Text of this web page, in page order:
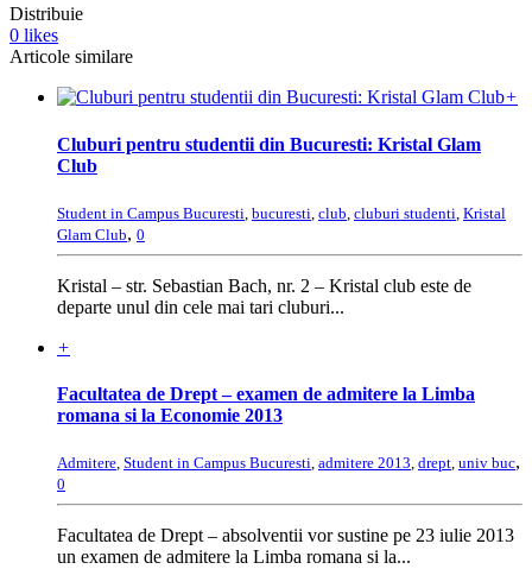
Distribuie
0 likes
Articole similare
+
Cluburi pentru studentii din Bucuresti: Kristal Glam
Club
Student in Campus Bucuresti bucuresti club cluburi studenti Kristal
Glam Club, 0
Kristal – str. Sebastian Bach, nr. 2 – Kristal club este de
departe unul din cele mai tari cluburi...
+
Facultatea de Drept – examen de admitere la Limba
romana si la Economie 2013
Admitere, Student in Campus Bucuresti, admitere 2013, drept, univ buc,
0
Facultatea de Drept – absolventii vor sustine pe 23 iulie 2013
un examen de admitere la Limba romana si la...